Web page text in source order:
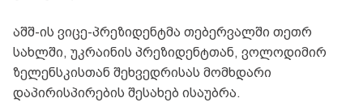
აშშ-ის ვიცე-პრეზიდენტმა თებერვალში თეთრ
სახლში, უკრაინის პრეზიდენტთან, ვოლოდიმირ
ზელენსკისთან შეხვედრისას მომხდარი
დაპირისპირების შესახებ ისაუბრა.